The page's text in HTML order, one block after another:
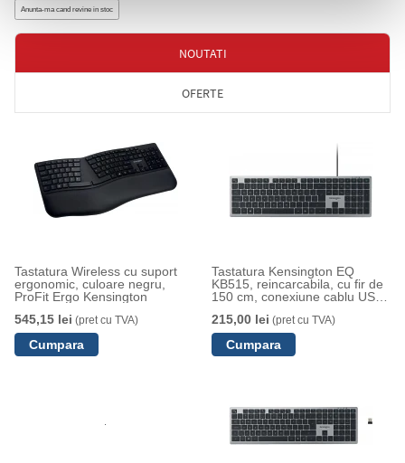
Anunta-ma cand revine in stoc
NOUTATI
OFERTE
Tastatura Wireless cu suport
ergonomic, culoare negru,
ProFit Ergo Kensington
545,15 lei (pret cu TVA)
Tastatura Kensington EQ
KB515, reincarcabila, cu fir de
150 cm, conexiune cablu USB-
215,00 lei (pret cu TVA)